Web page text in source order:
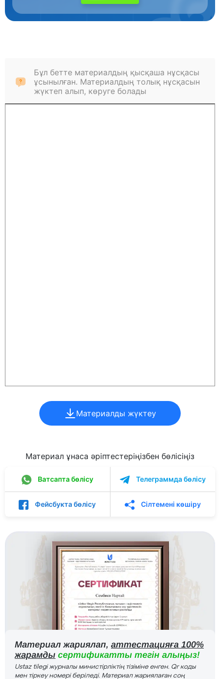
Бұл бетте материалдың қысқаша нұсқасы
ұсынылған. Материалдың толық нұсқасын
жүктеп алып, көруге болады
Материалды жүктеу
Материал ұнаса әріптестеріңізбен бөлісіңіз
Ватсапта бөлісу Телеграммда бөлісу
Фейсбукта бөлісу Сілтемені көшіру
Материал жариялап, аттестацияға 100%
жарамды сертификатты тегін алыңыз!
Ustaz tilegi журналы министірліктің тізіміне енген. Qr коды
мен тіркеу номері беріледі. Материал жариялаған соң